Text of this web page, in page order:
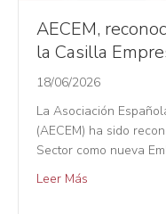
AECEM,
la Casilla
18/06/2026
La Asociación
(AECEM) ha sido
Sector como nueva
Leer Más